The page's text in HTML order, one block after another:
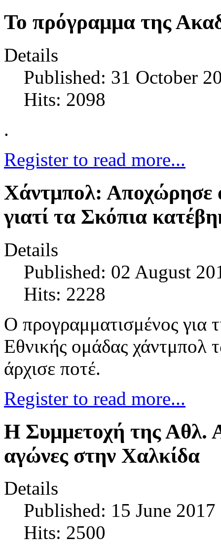
To πρόγραμμα της
Details
Published: 31 October
Hits: 2098
.
Register to read more...
Χάντμπολ: Αποχώρησε
γιατί τα Σκόπια
Details
Published: 02 August
Hits: 2228
Ο προγραμματισμένος για
Εθνικής ομάδας χάντμπολ
άρχισε ποτέ.
Register to read more...
Η Συμμετοχή της Αθλ.
αγώνες στην Χαλκίδα
Details
Published: 15 June 2017
Hits: 2500